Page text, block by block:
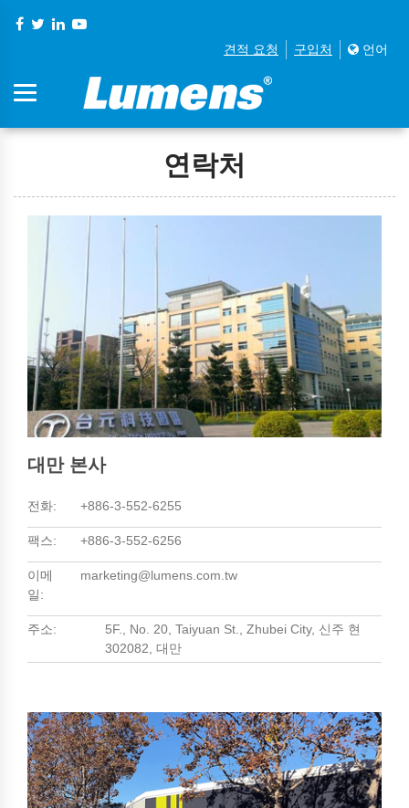
견적 요청 구입처 언어
연락처
대만 본사
전화: +886-3-552-6255
팩스: +886-3-552-6256
이메
일:
marketing@lumens.com.tw
주소:
5F., No. 20, Taiyuan St., Zhubei City, 신주 현
302082, 대만